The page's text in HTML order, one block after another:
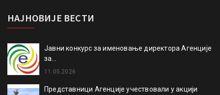
НАЈНОВИЈЕ ВЕСТИ
Јавни конкурс за именовање директора Агенције
за...
11.05.2026
Представници Агенције учествовали у акцији